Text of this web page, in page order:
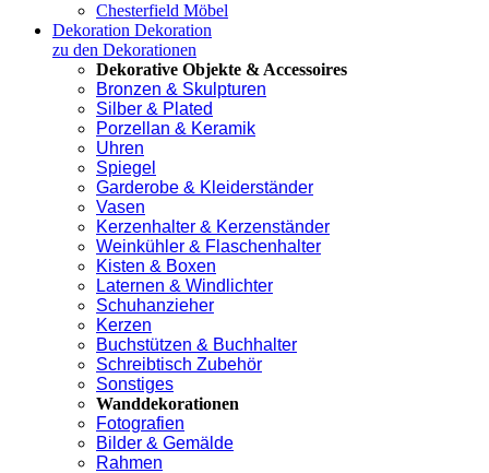
Chesterfield Möbel
Dekoration Dekoration
zu den Dekorationen
Dekorative Objekte & Accessoires
Bronzen & Skulpturen
Silber & Plated
Porzellan & Keramik
Uhren
Spiegel
Garderobe & Kleiderständer
Vasen
Kerzenhalter & Kerzenständer
Weinkühler & Flaschenhalter
Kisten & Boxen
Laternen & Windlichter
Schuhanzieher
Kerzen
Buchstützen & Buchhalter
Schreibtisch Zubehör
Sonstiges
Wanddekorationen
Fotografien
Bilder & Gemälde
Rahmen